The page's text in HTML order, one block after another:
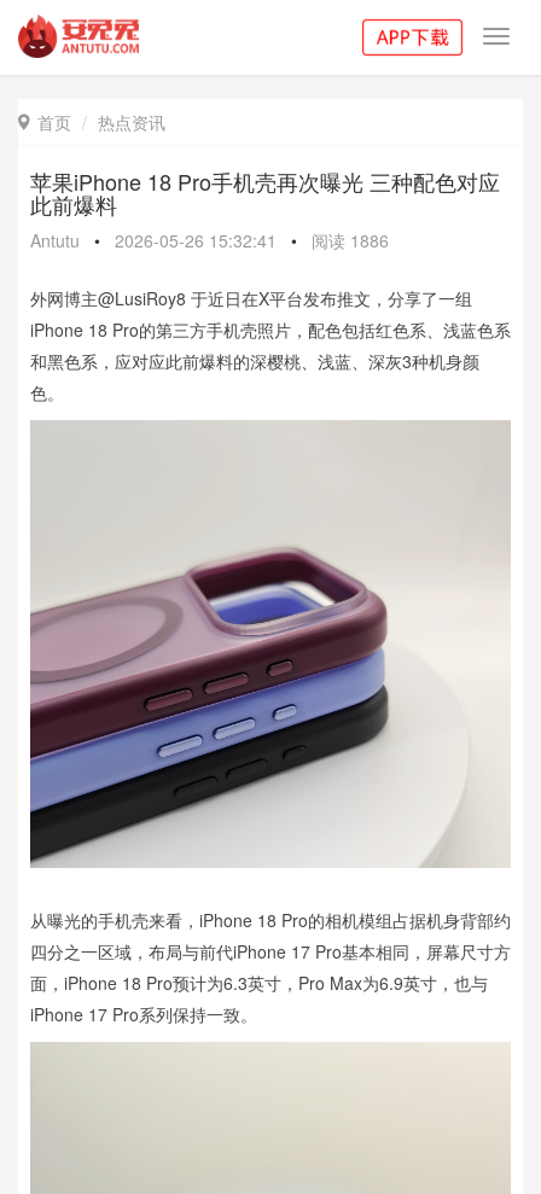
 首页 热点资讯
苹果iPhone 18 Pro手机壳再次曝光 三种配色对应
此前爆料
Antutu • 2026-05-26 15:32:41 • 阅读 1886
外网博主@LusiRoy8 于近日在X平台发布推文，分享了一组
iPhone 18 Pro的第三方手机壳照片，配色包括红色系、浅蓝色系
和黑色系，应对应此前爆料的深樱桃、浅蓝、深灰3种机身颜
色。
从曝光的手机壳来看，iPhone 18 Pro的相机模组占据机身背部约
四分之一区域，布局与前代iPhone 17 Pro基本相同，屏幕尺寸方
面，iPhone 18 Pro预计为6.3英寸，Pro Max为6.9英寸，也与
iPhone 17 Pro系列保持一致。